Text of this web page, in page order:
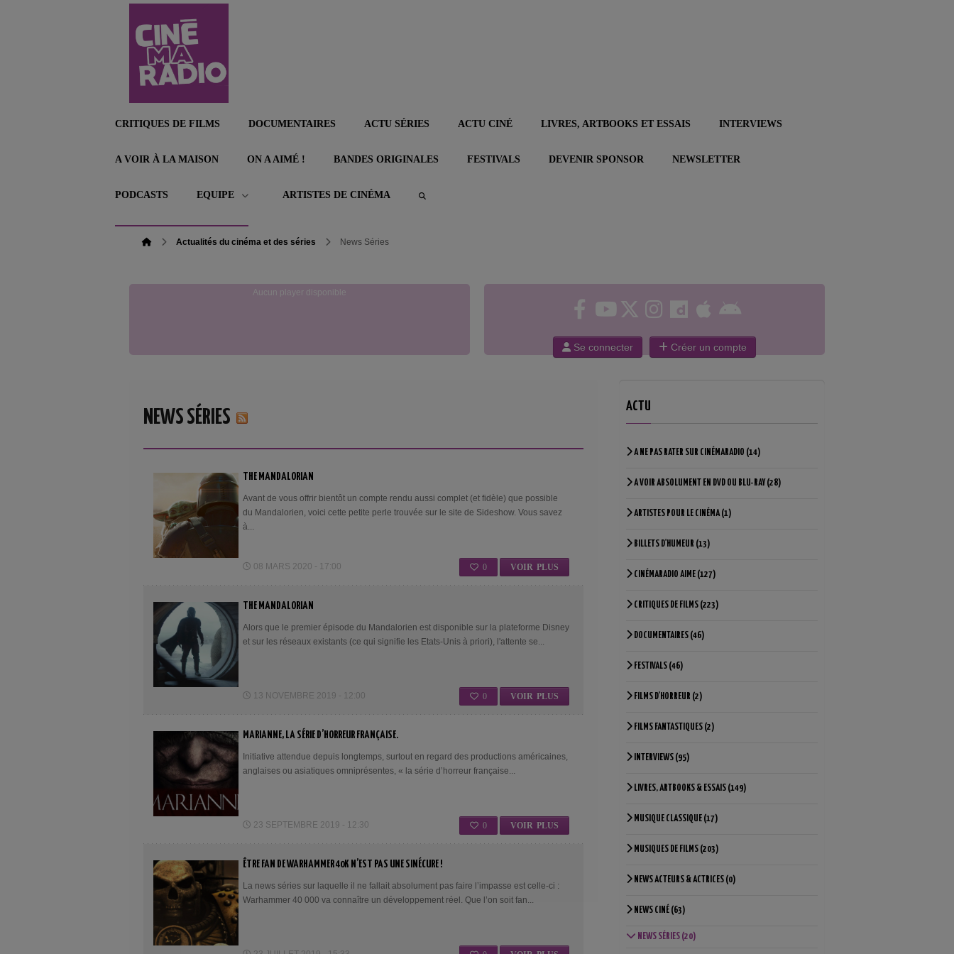
CRITIQUES DE FILMS DOCUMENTAIRES ACTU SÉRIES ACTU CINÉ LIVRES, ARTBOOKS ET ESSAIS INTERVIEWS
A VOIR À LA MAISON ON A AIMÉ ! BANDES ORIGINALES FESTIVALS DEVENIR SPONSOR NEWSLETTER
PODCASTS EQUIPE ARTISTES DE CINÉMA
Actualités du cinéma et des séries News Séries
Aucun player disponible
Se connecter Créer un compte
NEWS SÉRIES
THE MANDALORIAN
Avant de vous offrir bientôt un compte rendu aussi complet (et fidèle) que possible
du Mandalorien, voici cette petite perle trouvée sur le site de Sideshow. Vous savez
à...
VOIR PLUS
0
08 MARS 2020 - 17:00
THE MANDALORIAN
Alors que le premier épisode du Mandalorien est disponible sur la plateforme Disney
et sur les réseaux existants (ce qui signifie les Etats-Unis à priori), l'attente se...
VOIR PLUS
0
13 NOVEMBRE 2019 - 12:00
MARIANNE, LA SÉRIE D’HORREUR FRANÇAISE.
Initiative attendue depuis longtemps, surtout en regard des productions américaines,
anglaises ou asiatiques omniprésentes, « la série d’horreur française...
VOIR PLUS
0
23 SEPTEMBRE 2019 - 12:30
ÊTRE FAN DE WARHAMMER 40K N’EST PAS UNE SINÉCURE !
La news séries sur laquelle il ne fallait absolument pas faire l’impasse est celle-ci :
Warhammer 40 000 va connaître un développement réel. Que l’on soit fan...
ACTU
A NE PAS RATER SUR CINÉMARADIO (14)
A VOIR ABSOLUMENT EN DVD OU BLU-RAY (28)
ARTISTES POUR LE CINÉMA (1)
BILLETS D'HUMEUR (13)
CINÉMARADIO AIME (127)
CRITIQUES DE FILMS (223)
DOCUMENTAIRES (46)
FESTIVALS (46)
FILMS D'HORREUR (2)
FILMS FANTASTIQUES (2)
INTERVIEWS (95)
LIVRES, ARTBOOKS & ESSAIS (149)
MUSIQUE CLASSIQUE (17)
MUSIQUES DE FILMS (203)
NEWS ACTEURS & ACTRICES (0)
NEWS CINÉ (63)
NEWS SÉRIES (20)